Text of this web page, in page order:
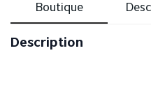
Boutique
Description